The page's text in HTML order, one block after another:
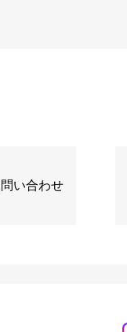
い合わせ